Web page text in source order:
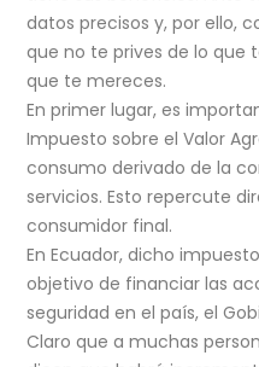
datos precisos y, por ello,
que no te prives de lo que
que te mereces.
En primer lugar, es
Impuesto sobre el Valor
consumo derivado de la
servicios. Esto repercute
consumidor final.
En Ecuador, dicho
objetivo de financiar las
seguridad en el país, el
Claro que a muchas